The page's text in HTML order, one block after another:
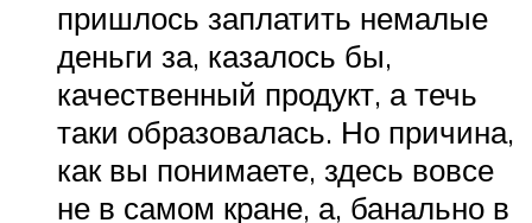
пришлось заплатить немалые
деньги за, казалось бы,
качественный продукт, а течь
таки образовалась. Но причина,
как вы понимаете, здесь вовсе
не в самом кране, а, банально в